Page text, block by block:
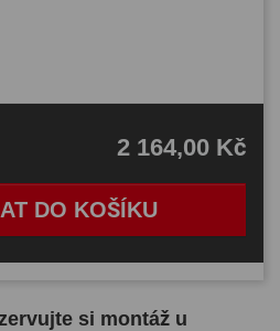
DO KOŠÍKU
2 164,00 Kč
si montáž u